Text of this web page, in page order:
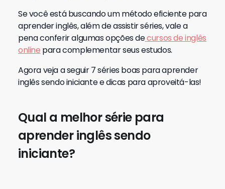
Se você está buscando um método eficiente para
aprender inglês, além de assistir séries, vale a
pena conferir algumas opções decursos de inglês
online para complementar seus estudos.
Agora veja a seguir 7 séries boas para aprender
inglês sendo iniciante e dicas para aproveitá-las!
Qual a melhor série para
aprender inglês sendo
iniciante?